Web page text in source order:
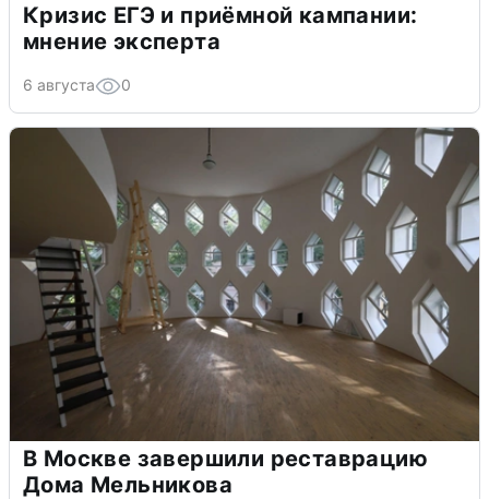
Кризис ЕГЭ и приёмной кампании:
мнение эксперта
6 августа 0
В Москве завершили реставрацию
Дома Мельникова